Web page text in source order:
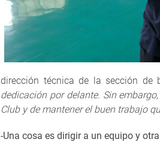
dirección técnica de la sección de
dedicación por delante. Sin
Club y de mantener el buen trabajo
-Una cosa es dirigir a un equipo y